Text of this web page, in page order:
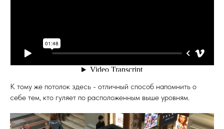
К тому же потолок здесь - отличный способ напомнить о
себе тем, кто гуляет по расположенным выше уровням.